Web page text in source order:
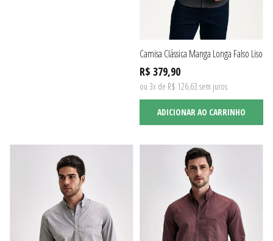
Camisa Clássica Manga Longa Falso Liso
R$ 379,90
ou 3x de R$ 126,63 sem juros
ADICIONAR AO CARRINHO